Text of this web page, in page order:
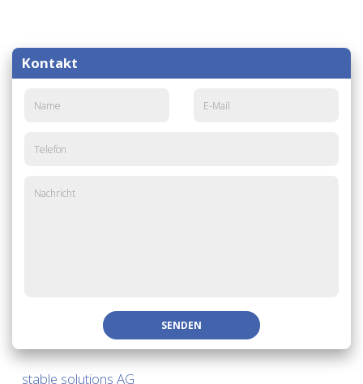
Kontakt
SENDEN
stable solutions AG